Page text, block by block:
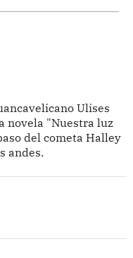
Ulises
novela "Nuestra luz
del cometa Halley
andes.